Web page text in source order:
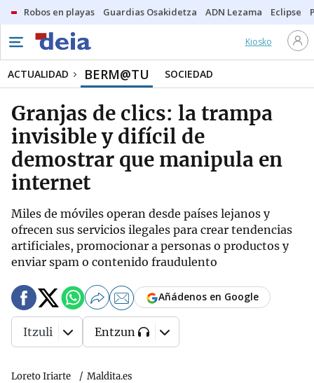
Robos en playas Guardias Osakidetza ADN Lezama Eclipse
Kiosko
ACTUALIDAD BERM@TU SOCIEDAD
Granjas de clics: la trampa
invisible y difícil de
demostrar que manipula en
internet
Miles de móviles operan desde países lejanos y
ofrecen sus servicios ilegales para crear tendencias
artificiales, promocionar a personas o productos y
enviar spam o contenido fraudulento
Loreto Iriarte Maldita.es
Añádenos en Google
Itzuli Entzun